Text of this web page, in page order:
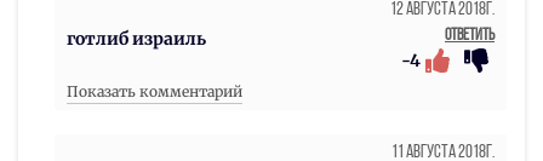
готлиб израиль
12 Августа 2018г.
Ответить
-4
Показать комментарий
11 Августа 2018г.